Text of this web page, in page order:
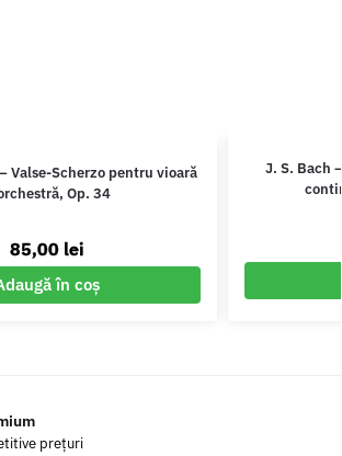
Valse-Scherzo pentru vioară
Op. 34
85,00 lei
în coș
J. S. Bach
prețuri